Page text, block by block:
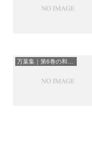
万葉集｜第6巻の和歌一覧